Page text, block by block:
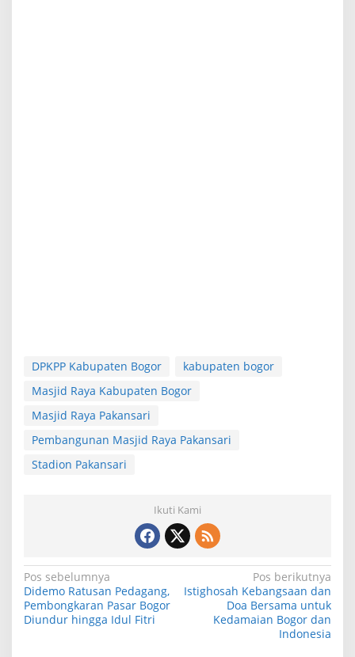
DPKPP Kabupaten Bogor
kabupaten bogor
Masjid Raya Kabupaten Bogor
Masjid Raya Pakansari
Pembangunan Masjid Raya Pakansari
Stadion Pakansari
Ikuti Kami
N
a
v
Pos sebelumnya
Didemo Ratusan Pedagang,
Pembongkaran Pasar Bogor
Diundur hingga Idul Fitri
Pos berikutnya
Istighosah Kebangsaan dan
Doa Bersama untuk
Kedamaian Bogor dan
Indonesia